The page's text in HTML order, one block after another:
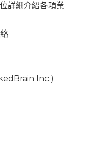
詳細介紹各項業
Inc.)